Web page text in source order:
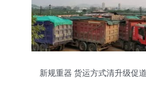
新规重器 货运方式清升级促